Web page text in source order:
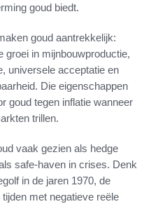
goud biedt.
goud aantrekkelijk:
groei in mijnbouwproductie,
universele acceptatie en
Die eigenschappen
goud tegen inflatie wanneer
trillen.
vaak gezien als hedge
safe-haven in crises. Denk
in de jaren 1970, de
met negatieve reële